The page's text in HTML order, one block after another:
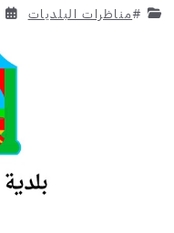
#مناظرات البلديات